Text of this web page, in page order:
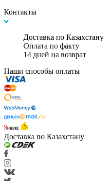
Контакты
Доставка по Казахстану
Оплата по факту
14 дней на возврат
Наши способы оплаты
Доставка по Казахстану